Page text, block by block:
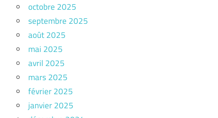
octobre 2025
septembre 2025
août 2025
mai 2025
avril 2025
mars 2025
février 2025
janvier 2025